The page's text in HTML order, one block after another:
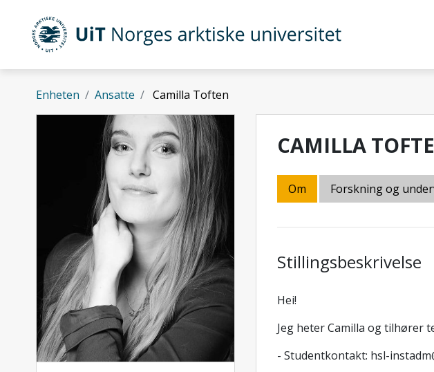
Gå til hovedinnhold
UiT Norges arktiske universitet
Enheten Ansatte Camilla Toften
CAMILLA
Om Forskning og
Stillingsbeskrivelse
Hei!
Jeg heter Camilla og tilhører
- Studentkontakt: hsl-